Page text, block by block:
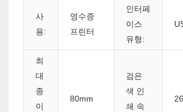
사
용:
영수증
프린터
인터페
이스
유형:
최
대
종
이
80mm
검은
색 인
쇄 속